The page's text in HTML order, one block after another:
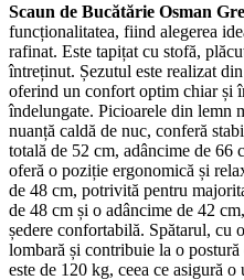
Scaun de Bucătărie Osman
funcționalitatea, fiind alegerea
rafinat. Este tapițat cu stofă,
întreținut. Șezutul este realizat
oferind un confort optim chiar și
îndelungate. Picioarele din lemn
nuanță caldă de nuc, conferă
totală de 52 cm, adâncime de 66
oferă o poziție ergonomică și
de 48 cm, potrivită pentru
de 48 cm și o adâncime de 42
ședere confortabilă. Spătarul, cu
lombară și contribuie la o
este de 120 kg, ceea ce asigură